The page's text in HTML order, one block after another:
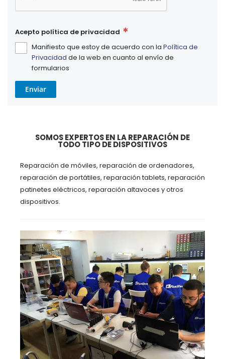
Acepto política de privacidad
Manifiesto que estoy de acuerdo con la Política de
Privacidad de la web en cuanto al envío de
formularios
Enviar
SOMOS EXPERTOS EN LA REPARACIÓN DE
TODO TIPO DE DISPOSITIVOS
Reparación de móviles, reparación de ordenadores,
reparación de portátiles, reparación tablets, reparación
patinetes eléctricos, reparación altavoces y otros
dispositivos.